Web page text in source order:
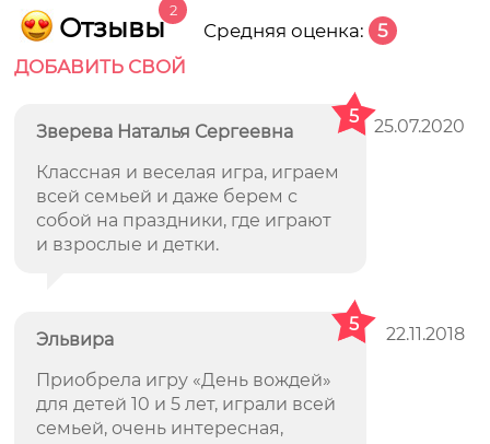
Отзывы
2
Средняя оценка: 5
ДОБАВИТЬ СВОЙ
Зверева Наталья Сергеевна 25.07.2020
5
Классная и веселая игра, играем
всей семьей и даже берем с
собой на праздники, где играют
и взрослые и детки.
Эльвира 22.11.2018
5
Приобрела игру «День вождей»
для детей 10 и 5 лет, играли всей
семьей, очень интересная,